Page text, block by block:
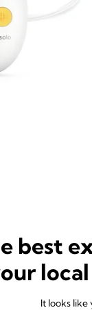
Hands-free
best
It looks